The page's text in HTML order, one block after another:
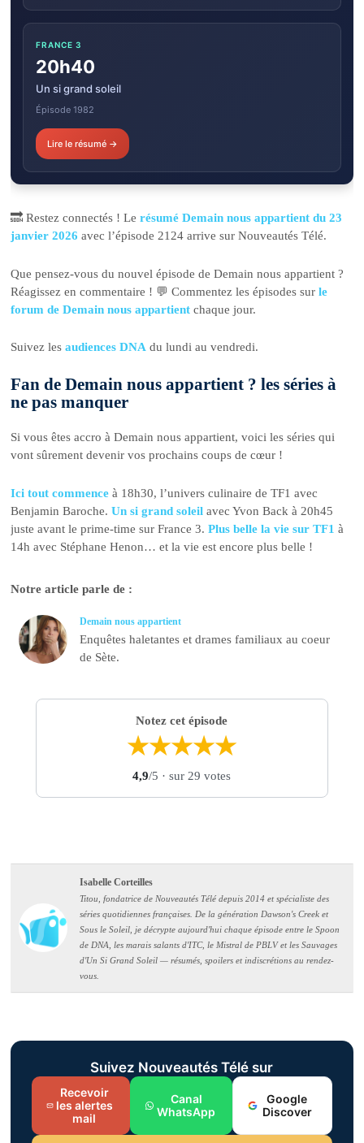
FRANCE 3
20h40
Un si grand soleil
Épisode 1982
Lire le résumé →
🔜 Restez connectés ! Lerésumé Demain nous appartient du 23
janvier 2026 avec l’épisode 2124 arrive sur Nouveautés Télé.
Que pensez-vous du nouvel épisode de Demain nous appartient ?
Réagissez en commentaire ! 💬 Commentez les épisodes surle
forum de Demain nous appartient chaque jour.
Suivez lesaudiences DNA du lundi au vendredi.
Fan de Demain nous appartient ? les séries à
ne pas manquer
Si vous êtes accro à Demain nous appartient, voici les séries qui
vont sûrement devenir vos prochains coups de cœur !
Ici tout commence à 18h30, l’univers culinaire de TF1 avec
Benjamin Baroche.Un si grand soleil avec Yvon Back à 20h45
juste avant le prime-time sur France 3.Plus belle la vie sur TF1 à
14h avec Stéphane Henon… et la vie est encore plus belle !
Notre article parle de :
Demain nous appartient
Enquêtes haletantes et drames familiaux au coeur
de Sète.
Notez cet épisode
★★★★★
4,9/5 · sur 29 votes
Isabelle Corteilles
Titou, fondatrice de Nouveautés Télé depuis 2014 et spécialiste des
séries quotidiennes françaises. De la génération Dawson's Creek et
Sous le Soleil, je décrypte aujourd'hui chaque épisode entre le Spoon
de DNA, les marais salants d'ITC, le Mistral de PBLV et les Sauvages
d'Un Si Grand Soleil — résumés, spoilers et indiscrétions au rendez-
vous.
Suivez Nouveautés Télé sur
Recevoir
les alertes
mail
Canal
WhatsApp
Google
Discover